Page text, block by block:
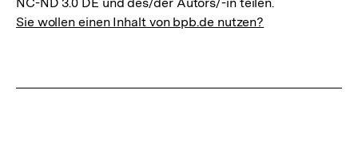
Sie wollen einen Inhalt von bpb.de nutzen?